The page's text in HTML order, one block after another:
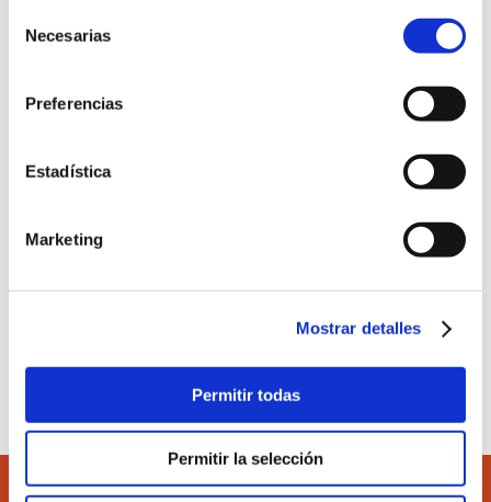
Necesarias
Preferencias
Estadística
Marketing
Mostrar detalles
Permitir todas
Permitir la selección
Noticias relacionadas
El CGE presenta la nueva guía
financiación de las firmas de
2026 del Informe Financiero
presentado por el CGE